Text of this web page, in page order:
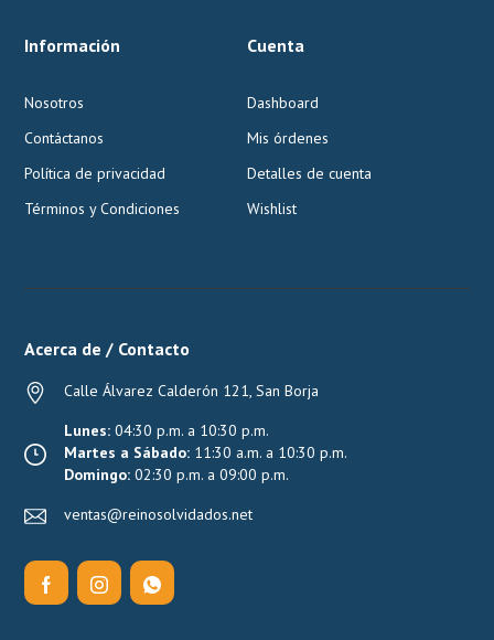
Información
Nosotros
Contáctanos
Política de privacidad
Términos y Condiciones
Cuenta
Dashboard
Mis órdenes
Detalles de cuenta
Wishlist
Acerca de / Contacto
Calle Álvarez Calderón 121, San Borja
Lunes: 04:30 p.m. a 10:30 p.m.
Martes a Sábado: 11:30 a.m. a 10:30 p.m.
Domingo: 02:30 p.m. a 09:00 p.m.
ventas@reinosolvidados.net